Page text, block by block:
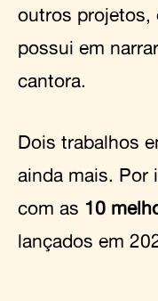
outros projetos,
possui em
cantora.
Dois trabalhos
ainda mais. Por
com as 10
lançados em